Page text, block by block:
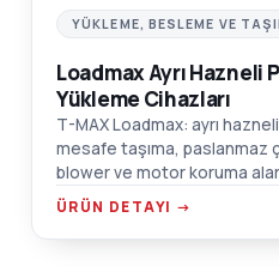
YÜKLEME, BESLEME VE
Loadmax Ayrı Hazneli
Yükleme Cihazları
T-MAX Loadmax: ayrı
mesafe taşıma, paslanmaz
blower ve motor koruma
ÜRÜN DETAYI →